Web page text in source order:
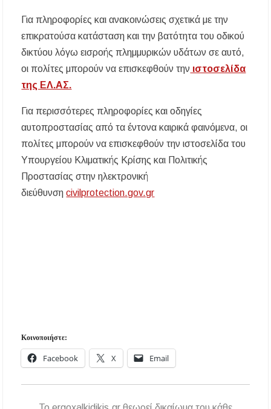
Για πληροφορίες και ανακοινώσεις σχετικά με την
επικρατούσα κατάσταση και την βατότητα του οδικού
δικτύου λόγω εισροής πλημμυρικών υδάτων σε αυτό,
οι πολίτες μπορούν να επισκεφθούν την ιστοσελίδα
της ΕΛ.ΑΣ.
Για περισσότερες πληροφορίες και οδηγίες
αυτοπροστασίας από τα έντονα καιρικά φαινόμενα, οι
πολίτες μπορούν να επισκεφθούν την ιστοσελίδα του
Υπουργείου Κλιματικής Κρίσης και Πολιτικής
Προστασίας στην ηλεκτρονική
διεύθυνσηcivilprotection.gov.gr
Κοινοποιήστε:
Facebook X Email